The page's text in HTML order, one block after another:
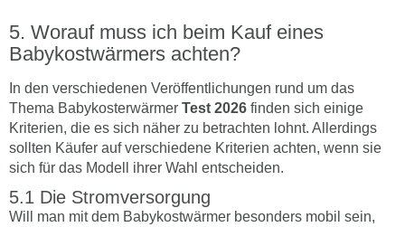
Worauf muss ich beim Kauf eines
Babykostwärmers achten?
In den verschiedenen Veröffentlichungen rund um das
Thema Babykosterwärmer Test 2026 finden sich einige
Kriterien, die es sich näher zu betrachten lohnt. Allerdings
sollten Käufer auf verschiedene Kriterien achten, wenn sie
sich für das Modell ihrer Wahl entscheiden.
Die Stromversorgung
Will man mit dem Babykostwärmer besonders mobil sein,